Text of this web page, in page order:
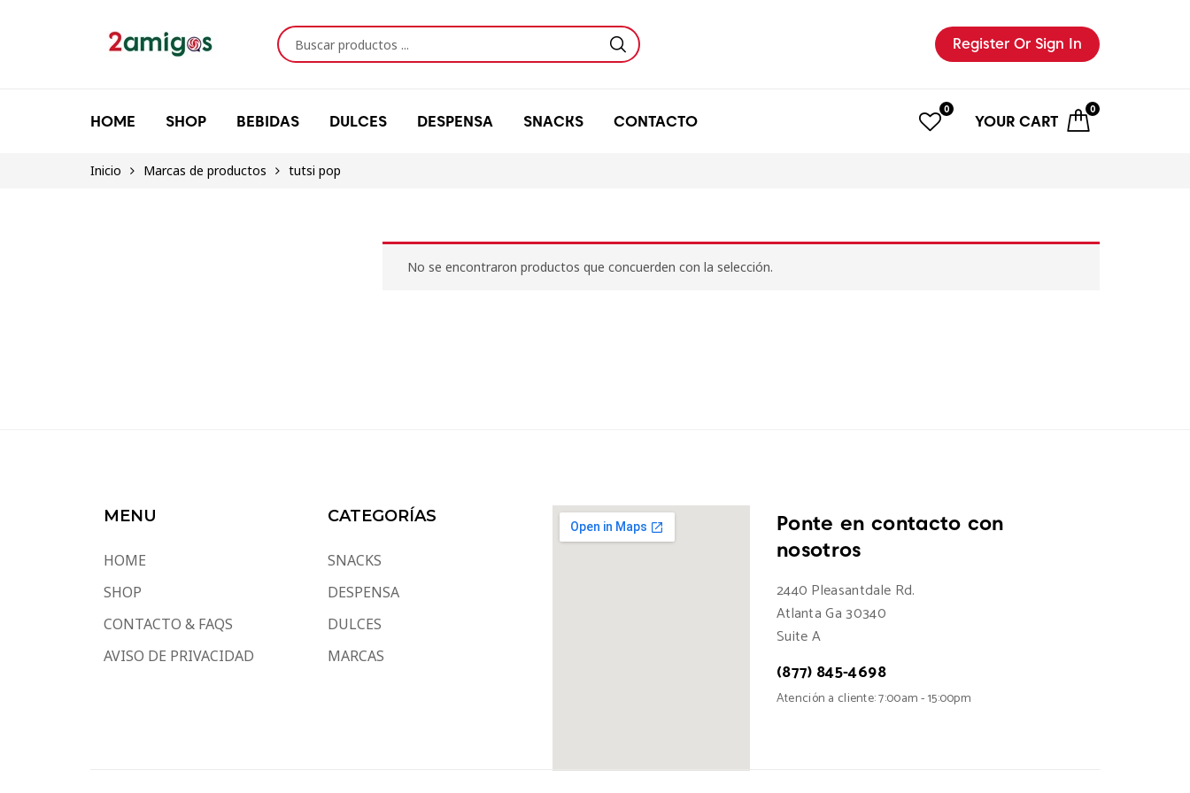
Register Or Sign In
HOME SHOP BEBIDAS DULCES DESPENSA SNACKS CONTACTO
0 0
YOUR CART
Inicio Marcas de productos tutsi pop
No se encontraron productos que concuerden con la selección.
MENU
HOME
SHOP
CONTACTO & FAQS
AVISO DE PRIVACIDAD
CATEGORÍAS
SNACKS
DESPENSA
DULCES
MARCAS
Ponte en contacto con
nosotros
2440 Pleasantdale Rd.
Atlanta Ga 30340
Suite A
(877) 845-4698
Atención a cliente: 7:00am - 15:00pm